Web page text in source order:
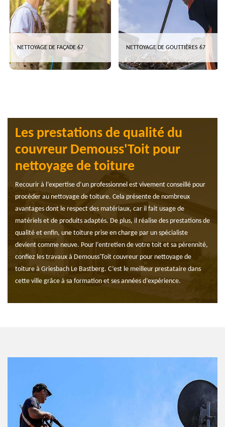
NETTOYAGE DE FAÇADE 67 NETTOYAGE DE GOUTTIÈRES 67
Les prestations de qualité du
couvreur Demouss'Toit pour
nettoyage de toiture
Recourir à l’expertise d’un professionnel est vivement conseillé pour
procéder au nettoyage de toiture. Cela présente de nombreux
avantages dont le respect des matériaux, car il fait usage de
matériels et de produits adaptés. De plus, il réalise des prestations de
qualité et enfin, une toiture prise en charge par un spécialiste
devient comme neuve. Pour l’entretien de votre toit et sa pérennité,
confiez les travaux à Demouss'Toit couvreur pour nettoyage de
toiture à Griesbach Le Bastberg. C’est le meilleur prestataire dans
cette ville grâce à sa formation et ses années d’expérience.